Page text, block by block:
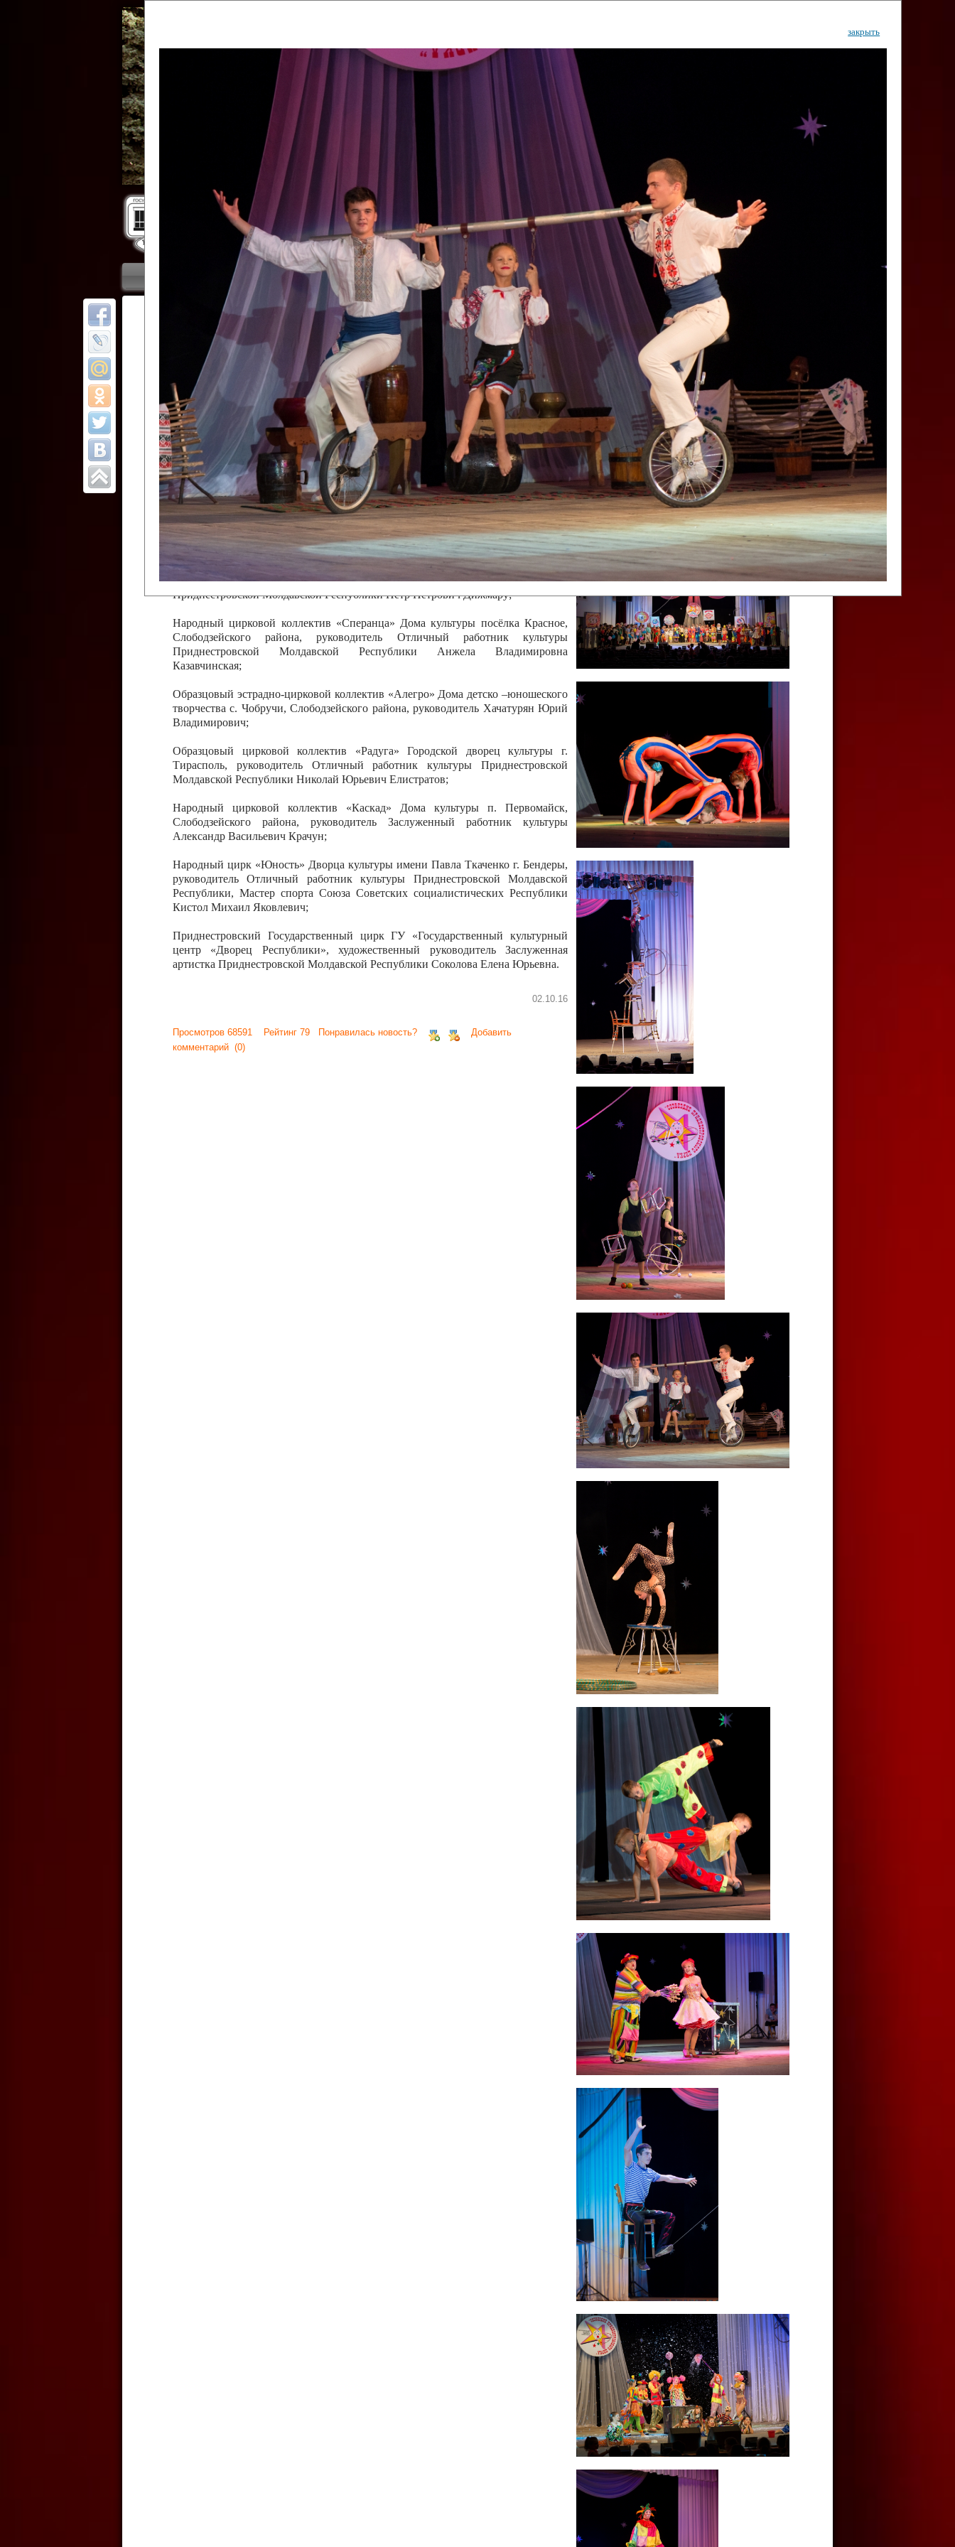
Государственный культурный центр
Дворец Республики
Приветствие Коллективы Новости Афиша Арт-монитор Арт-прожектор Инфо
ОТЧЕТЫ ГКЦ "ДВОРЕЦ РЕСПУБЛИКИ"
закрыть
Все отчеты
Финал Республиканского фестиваля
цирковых коллективов "Созвездие
Приднестровского цирка"
Участники фестиваля:
Образцовый эстрадно-цирковой коллектив «Ровесник» Дом культуры с.
Протягайловка, г. Бендеры , руководитель Рогожинер Светлана Георгиевна
Народный цирковой клоунский коллектив «Шари-вари» МУ «Культурно-
досуговый центр «Шелковик» г.Бендеры, руководители Отличные работники
культуры Приднестровской Молдавской Республики Алёна Александровна и
Олег Степанович Райлян;
Народный цирковой коллектив «Энтузиасты» Дома культуры с. Делакеу,
Григориопольского района, руководитель Отличный работник культуры
Приднестровской Молдавской Республики Пётр Петрович Дижмару;
Народный цирковой коллектив «Сперанца» Дома культуры посёлка Красное,
Слободзейского района, руководитель Отличный работник культуры
Приднестровской Молдавской Республики Анжела Владимировна
Казавчинская;
Образцовый эстрадно-цирковой коллектив «Алегро» Дома детско –юношеского
творчества с. Чобручи, Слободзейского района, руководитель Хачатурян Юрий
Владимирович;
Образцовый цирковой коллектив «Радуга» Городской дворец культуры г.
Тирасполь, руководитель Отличный работник культуры Приднестровской
Молдавской Республики Николай Юрьевич Елистратов;
Народный цирковой коллектив «Каскад» Дома культуры п. Первомайск,
Слободзейского района, руководитель Заслуженный работник культуры
Александр Васильевич Крачун;
Народный цирк «Юность» Дворца культуры имени Павла Ткаченко г. Бендеры,
руководитель Отличный работник культуры Приднестровской Молдавской
Республики, Мастер спорта Союза Советских социалистических Республики
Кистол Михаил Яковлевич;
Приднестровский Государственный цирк ГУ «Государственный культурный
центр «Дворец Республики», художественный руководитель Заслуженная
артистка Приднестровской Молдавской Республики Соколова Елена Юрьевна.
02.10.16
Просмотров 68591 Рейтинг 79 Понравилась новость?
Добавить
комментарий (0)